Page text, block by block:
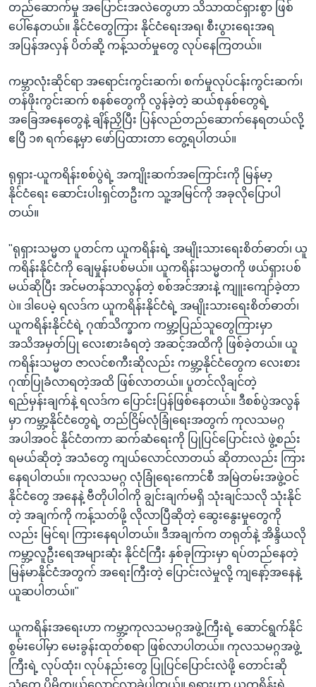
တည်ဆောက်မှု အပြောင်းအလဲတွေဟာ သိသာထင်ရှားစွာ ဖြစ်
ပေါ်နေတယ်။ နိုင်ငံတွေကြား နိုင်ငံရေးအရ၊ စီးပွားရေးအရ
အပြန်အလှန် ပိတ်ဆို့ ကန့်သတ်မှုတွေ လုပ်နေကြတယ်။
ကမ္ဘာလုံးဆိုင်ရာ အရောင်းကွင်းဆက်၊ စက်မှုလုပ်ငန်းကွင်းဆက်၊
တန်ဖိုးကွင်းဆက် စနစ်တွေကို လွန်ခဲ့တဲ့ ဆယ်စုနှစ်တွေရဲ့
အခြေအနေတွေနဲ့ ချိန်ညှိပြီး ပြန်လည်တည်ဆောက်နေရတယ်လို့
ဧပြီ ၁၈ ရက်နေ့မှာ ဖော်ပြထားတာ တွေ့ရပါတယ်။
ရုရှား-ယူကရိန်းစစ်ပွဲရဲ့ အကျိုးဆက်အကြောင်းကို မြန်မာ့
နိုင်ငံရေး ဆောင်းပါးရှင်တဦးက သူ့အမြင်ကို အခုလိုပြောပါ
တယ်။
"ရုရှားသမ္မတ ပူတင်က ယူကရိန်းရဲ့ အမျိုးသားရေးစိတ်ဓာတ်၊ ယူ
ကရိန်းနိုင်ငံကို ချေမှုန်းပစ်မယ်။ ယူကရိန်းသမ္မတကို ဖယ်ရှားပစ်
မယ်ဆိုပြီး အင်မတန်သာလွန်တဲ့ စစ်အင်အားနဲ့ ကျူးကျော်ခဲ့တာ
ပဲ။ ဒါပေမဲ့ ရလဒ်က ယူကရိန်းနိုင်ငံရဲ့ အမျိုးသားရေးစိတ်ဓာတ်၊
ယူကရိန်းနိုင်ငံရဲ့ ဂုဏ်သိက္ခာက ကမ္ဘာ့ပြည်သူတွေကြားမှာ
အသိအမှတ်ပြု လေးစားခံရတဲ့ အဆင့်အထိကို ဖြစ်ခဲ့တယ်။ ယူ
ကရိန်းသမ္မတ ဇာလင်စကီးဆိုလည်း ကမ္ဘာ့နိုင်ငံတွေက လေးစား
ဂုဏ်ပြုခံလာရတဲ့အထိ ဖြစ်လာတယ်။ ပူတင်လိုချင်တဲ့
ရည်မှန်းချက်နဲ့ ရလဒ်က ပြောင်းပြန်ဖြစ်နေတယ်။ ဒီစစ်ပွဲအလွန်
မှာ ကမ္ဘာ့နိုင်ငံတွေရဲ့ တည်ငြိမ်လုံခြုံရေးအတွက် ကုလသမဂ္ဂ
အပါအဝင် နိုင်ငံတကာ ဆက်ဆံရေးကို ပြုပြင်ပြောင်းလဲ ဖွဲ့စည်း
ရမယ်ဆိုတဲ့ အသံတွေ ကျယ်လောင်လာတယ် ဆိုတာလည်း ကြား
နေရပါတယ်။ ကုလသမဂ္ဂ လုံခြုံရေးကောင်စီ အမြဲတမ်းအဖွဲ့ဝင်
နိုင်ငံတွေ အနေနဲ့ ဗီတိုပါဝါကို ချွင်းချက်မရှိ သုံးချင်သလို သုံးနိုင်
တဲ့ အချက်ကို ကန့်သတ်ဖို့ လိုလာပြီဆိုတဲ့ ဆွေးနွေးမှုတွေကို
လည်း မြင်ရ၊ ကြားနေရပါတယ်။ ဒီအချက်က တရုတ်နဲ့ အိန္ဒိယလို
ကမ္ဘာ့လူဦးရေအများဆုံး နိုင်ငံကြီး နှစ်ခုကြားမှာ ရပ်တည်နေတဲ့
မြန်မာနိုင်ငံအတွက် အရေးကြီးတဲ့ ပြောင်းလဲမှုလို့ ကျနော့်အနေနဲ့
ယူဆပါတယ်။"
ယူကရိန်းအရေးဟာ ကမ္ဘာ့ကုလသမဂ္ဂအဖွဲ့ကြီးရဲ့ ဆောင်ရွက်နိုင်
စွမ်းပေါ်မှာ မေးခွန်းထုတ်စရာ ဖြစ်လာပါတယ်။ ကုလသမဂ္ဂအဖွဲ့
ကြီးရဲ့ လုပ်ထုံး၊ လုပ်နည်းတွေ ပြုပြင်ပြောင်းလဲဖို့ တောင်းဆို
သံတွေ ပိုမိုကျယ်လောင်လာခဲ့ပါတယ်။ ရုရှားဟာ ယူကရိန်းရဲ့